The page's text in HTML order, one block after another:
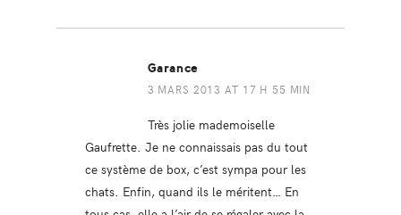
Garance
3 MARS 2013 AT 17 H 55 MIN
Très jolie mademoiselle
Gaufrette. Je ne connaissais pas du tout
ce système de box, c’est sympa pour les
chats. Enfin, quand ils le méritent… En